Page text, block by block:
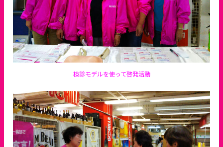
検診モデルを使って啓発活動